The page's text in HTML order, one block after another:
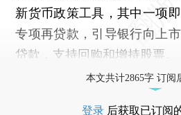
新货币政策工具，其中一项
专项再贷款，引导银行向上
贷款，支持回购和增持股票。
本文共计2865字 订阅
登录 后获取已订阅